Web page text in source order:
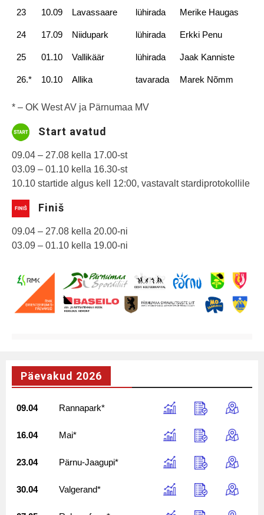
23 10.09 Lavassaare lühirada Merike Haugas
24 17.09 Niidupark lühirada Erkki Penu
25 01.10 Vallikäär lühirada Jaak Kanniste
26.* 10.10 Allika tavarada Marek Nõmm
* – OK West AV ja Pärnumaa MV
Start avatud
09.04 – 27.08 kella 17.00-st
03.09 – 01.10 kella 16.30-st
10.10 startide algus kell 12:00, vastavalt stardiprotokollile
Finiš
09.04 – 27.08 kella 20.00-ni
03.09 – 01.10 kella 19.00-ni
Päevakud 2026
09.04 Rannapark*
16.04 Mai*
23.04 Pärnu-Jaagupi*
30.04 Valgerand*